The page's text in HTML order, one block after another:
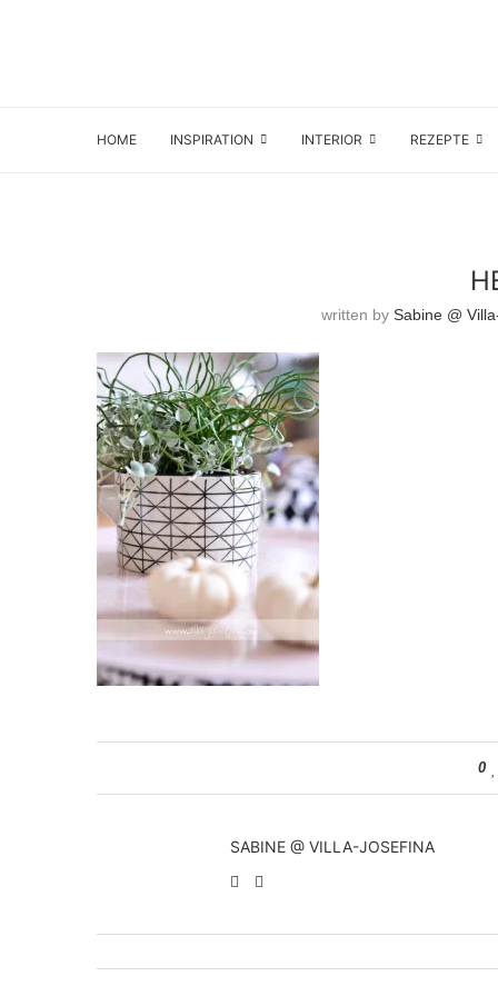
HOME INSPIRATION INTERIOR REZEPTE
written by Sabine @
0
SABINE @ VILLA-JOSEFINA